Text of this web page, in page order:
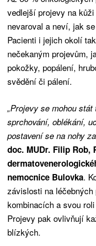
vedlejší projevy na
nevaroval a neví, jak
Pacienti i jejich okolí
nečekaným projevům,
pokožky, popálení,
svědění či pálení.
„Projevy se mohou
sprchování, oblékání,
postavení se na nohy
doc. MUDr. Filip Rob,
nemocnice Bulovka.
závislosti na
kombinacích a svou
Projevy pak ovlivňují
blízkých.